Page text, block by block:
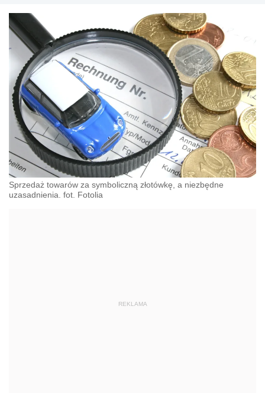
Sprzedaż towarów za symboliczną złotówkę, a niezbędne
uzasadnienia. fot. Fotolia